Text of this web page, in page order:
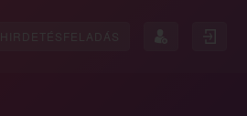
HIRDETÉSFELADÁS